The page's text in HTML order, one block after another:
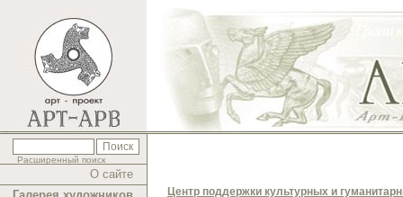
Расширенный поиск
О сайте
Центр поддержки культурных и